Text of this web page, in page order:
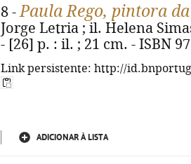
8 -Paula Rego, pintora
Jorge Letria ; il. Helena
- [26] p. : il. ; 21 cm. - ISBN
Link persistente: http://
ADICIONAR À LISTA